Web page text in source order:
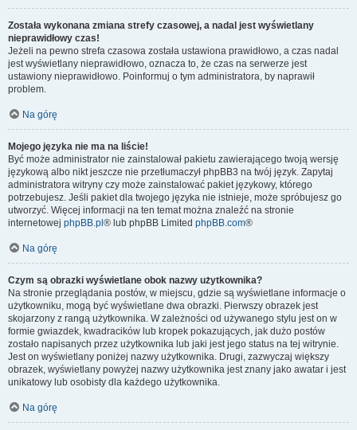
Została wykonana zmiana strefy czasowej, a nadal jest wyświetlany
nieprawidłowy czas!
Jeżeli na pewno strefa czasowa została ustawiona prawidłowo, a czas nadal
jest wyświetlany nieprawidłowo, oznacza to, że czas na serwerze jest
ustawiony nieprawidłowo. Poinformuj o tym administratora, by naprawił
problem.
Na górę
Mojego języka nie ma na liście!
Być może administrator nie zainstalował pakietu zawierającego twoją wersję
językową albo nikt jeszcze nie przetłumaczył phpBB3 na twój język. Zapytaj
administratora witryny czy może zainstalować pakiet językowy, którego
potrzebujesz. Jeśli pakiet dla twojego języka nie istnieje, może spróbujesz go
utworzyć. Więcej informacji na ten temat można znaleźć na stronie
internetowej phpBB.pl ® lub phpBB Limited phpBB.com®
Na górę
Czym są obrazki wyświetlane obok nazwy użytkownika?
Na stronie przeglądania postów, w miejscu, gdzie są wyświetlane informacje o
użytkowniku, mogą być wyświetlane dwa obrazki. Pierwszy obrazek jest
skojarzony z rangą użytkownika. W zależności od używanego stylu jest on w
formie gwiazdek, kwadracików lub kropek pokazujących, jak dużo postów
zostało napisanych przez użytkownika lub jaki jest jego status na tej witrynie.
Jest on wyświetlany poniżej nazwy użytkownika. Drugi, zazwyczaj większy
obrazek, wyświetlany powyżej nazwy użytkownika jest znany jako awatar i jest
unikatowy lub osobisty dla każdego użytkownika.
Na górę